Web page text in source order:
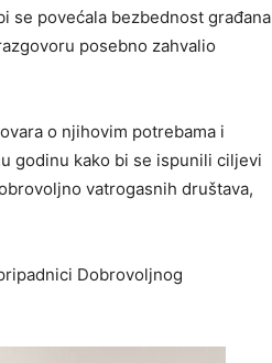
se povećala bezbednost građana
posebno zahvalio
o njihovim potrebama i
godinu kako bi se ispunili ciljevi
vatrogasnih društava,
Dobrovoljnog